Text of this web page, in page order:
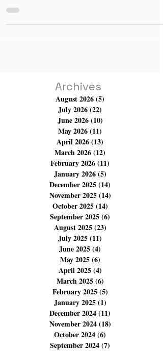
nombre pour assister à l'avant-première de la pièce de
Théâtre "Lafarretta لعفرّته"
Archives
August 2026 (5)
July 2026 (22)22 posts
June 2026(10)10 posts
May 2026(11)11 posts
April 2026(13)13 posts
March 2026(12)12 posts
February 2026 (11)11 posts
January 2026 (5)5 posts
December 2025(14)
November 2025(14)
October 2025 (14)
September 2025
August 2025(23)
July 2025(11)
June 2025(4)4 posts
May 2025(6)6 posts
April 2025(4)4 posts
March 2025(6)6 posts
February 2025 (5)5 posts
January 2025 (1)
December 2024(11)